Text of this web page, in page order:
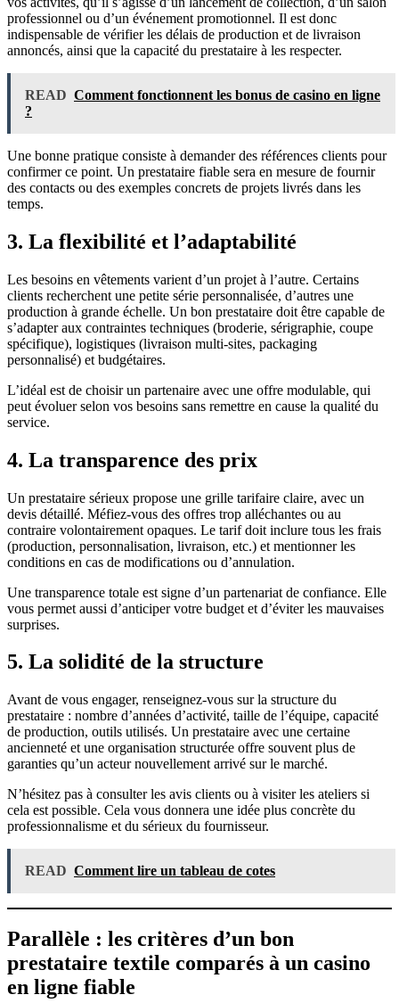
professionnel ou d’un événement promotionnel. Il est donc
indispensable de vérifier les délais de production et de livraison
annoncés, ainsi que la capacité du prestataire à les respecter.
READ Comment fonctionnent les bonus de casino en ligne
?
Une bonne pratique consiste à demander des références clients pour
confirmer ce point. Un prestataire fiable sera en mesure de fournir
des contacts ou des exemples concrets de projets livrés dans les
temps.
3. La flexibilité et l’adaptabilité
Les besoins en vêtements varient d’un projet à l’autre. Certains
clients recherchent une petite série personnalisée, d’autres une
production à grande échelle. Un bon prestataire doit être capable de
s’adapter aux contraintes techniques (broderie, sérigraphie, coupe
spécifique), logistiques (livraison multi-sites, packaging
personnalisé) et budgétaires.
L’idéal est de choisir un partenaire avec une offre modulable, qui
peut évoluer selon vos besoins sans remettre en cause la qualité du
service.
4. La transparence des prix
Un prestataire sérieux propose une grille tarifaire claire, avec un
devis détaillé. Méfiez-vous des offres trop alléchantes ou au
contraire volontairement opaques. Le tarif doit inclure tous les frais
(production, personnalisation, livraison, etc.) et mentionner les
conditions en cas de modifications ou d’annulation.
Une transparence totale est signe d’un partenariat de confiance. Elle
vous permet aussi d’anticiper votre budget et d’éviter les mauvaises
surprises.
5. La solidité de la structure
Avant de vous engager, renseignez-vous sur la structure du
prestataire : nombre d’années d’activité, taille de l’équipe, capacité
de production, outils utilisés. Un prestataire avec une certaine
ancienneté et une organisation structurée offre souvent plus de
garanties qu’un acteur nouvellement arrivé sur le marché.
N’hésitez pas à consulter les avis clients ou à visiter les ateliers si
cela est possible. Cela vous donnera une idée plus concrète du
professionnalisme et du sérieux du fournisseur.
READ Comment lire un tableau de cotes
Parallèle : les critères d’un bon
prestataire textile comparés à un casino
en ligne fiable